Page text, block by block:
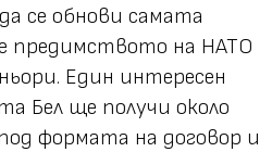
се обнови самата
предимството на НАТО
Един интересен
Бел ще получи около
формата на договор и